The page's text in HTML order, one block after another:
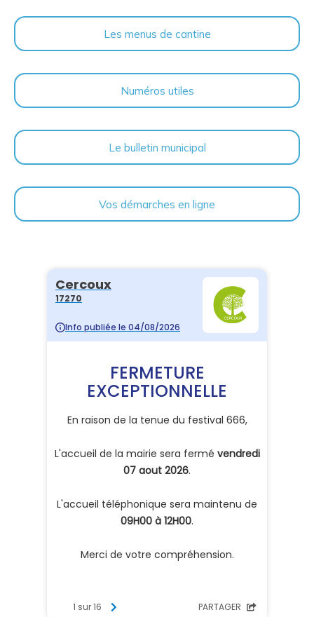
Les menus de cantine
Numéros utiles
Le bulletin municipal
Vos démarches en ligne